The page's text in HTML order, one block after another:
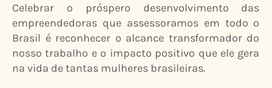
Celebrar o próspero desenvolvimento das
empreendedoras que assessoramos em todo o
Brasil é reconhecer o alcance transformador do
nosso trabalho e o impacto positivo que ele gera
na vida de tantas mulheres brasileiras.